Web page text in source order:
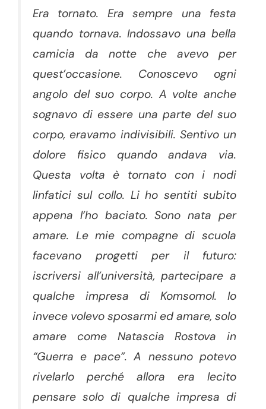
Era tornato. Era sempre una festa
quando tornava. Indossavo una bella
camicia da notte che avevo per
quest’occasione. Conoscevo ogni
angolo del suo corpo. A volte anche
sognavo di essere una parte del suo
corpo, eravamo indivisibili. Sentivo un
dolore fisico quando andava via.
Questa volta è tornato con i nodi
linfatici sul collo. Li ho sentiti subito
appena l’ho baciato. Sono nata per
amare. Le mie compagne di scuola
facevano progetti per il futuro:
iscriversi all’università, partecipare a
qualche impresa di Komsomol. Io
invece volevo sposarmi ed amare, solo
amare come Natascia Rostova in
“Guerra e pace”. A nessuno potevo
rivelarlo perché allora era lecito
pensare solo di qualche impresa di